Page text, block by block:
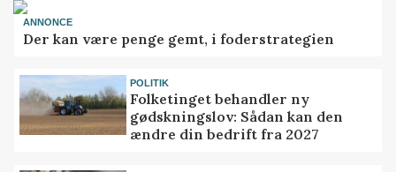
ANNONCE
Der kan være penge gemt, i foderstrategien
POLITIK
Folketinget behandler ny
gødskningslov: Sådan kan den
ændre din bedrift fra 2027